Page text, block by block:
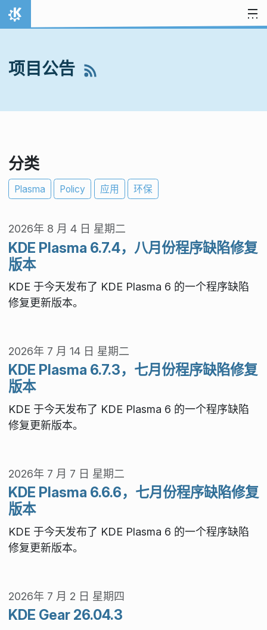
跳至内容
首页
项目公告
分类
Plasma Policy 应用 环保
2026年 8 月 4 日 星期二
KDE Plasma 6.7.4，八月份程序缺陷修复
版本
KDE 于今天发布了 KDE Plasma 6 的一个程序缺陷
修复更新版本。
2026年 7 月 14 日 星期二
KDE Plasma 6.7.3，七月份程序缺陷修复
版本
KDE 于今天发布了 KDE Plasma 6 的一个程序缺陷
修复更新版本。
2026年 7 月 7 日 星期二
KDE Plasma 6.6.6，七月份程序缺陷修复
版本
KDE 于今天发布了 KDE Plasma 6 的一个程序缺陷
修复更新版本。
2026年 7 月 2 日 星期四
KDE Gear 26.04.3